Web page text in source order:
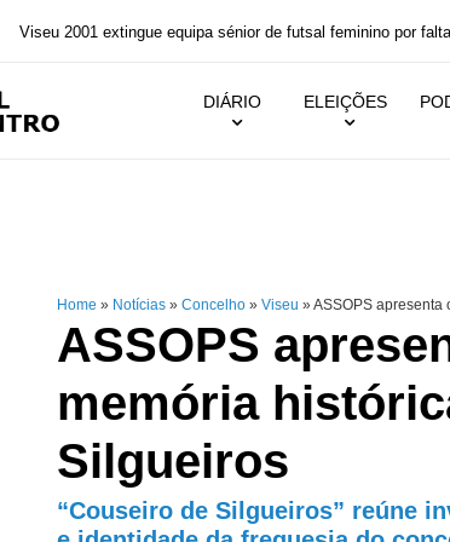
Viseu 2001 extingue equipa sénior de futsal feminino por falta
DIÁRIO ELEIÇÕES
Home » Notícias » Concelho » Viseu »ASSOPS apresenta
ASSOPS
memória
Silgueiros
“Couseiro de Silgueiros” reúne